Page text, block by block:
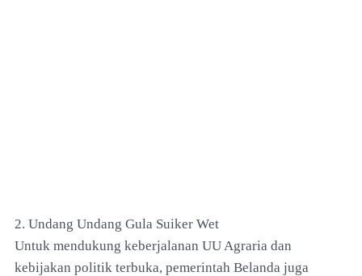
2. Undang Undang Gula Suiker Wet
Untuk mendukung keberjalanan UU Agraria dan
kebijakan politik terbuka, pemerintah Belanda juga